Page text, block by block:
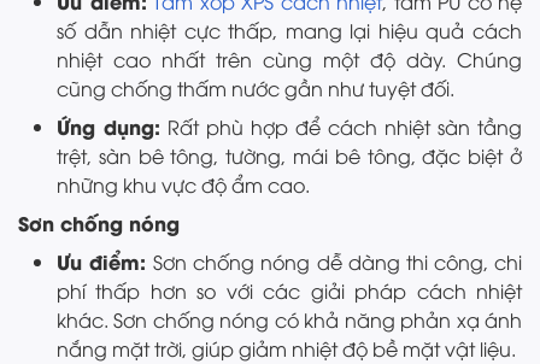
số dẫn nhiệt cực thấp, mang lại hiệu quả cách
nhiệt cao nhất trên cùng một độ dày. Chúng
cũng chống thấm nước gần như tuyệt đối.
Ứng dụng: Rất phù hợp để cách nhiệt sàn tầng
trệt, sàn bê tông, tường, mái bê tông, đặc biệt ở
những khu vực độ ẩm cao.
Sơn chống nóng
Ưu điểm:Sơn chống nóng dễ dàng thi công, chi
phí thấp hơn so với các giải pháp cách nhiệt
khác. Sơn chống nóng có khả năng phản xạ ánh
nắng mặt trời, giúp giảm nhiệt độ bề mặt vật liệu.